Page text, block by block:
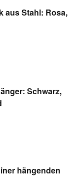
aus Stahl: Rosa,
Schwarz,
hängenden